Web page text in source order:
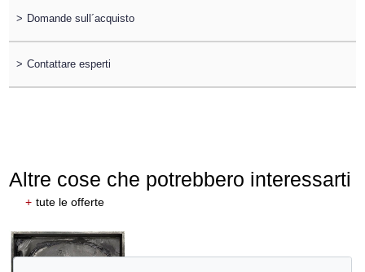
> Domande sull´acquisto
> Contattare esperti
Altre cose che potrebbero interessarti
+ tute le offerte